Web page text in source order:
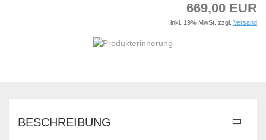
669,00 EUR
inkl. 19% MwSt. zzgl. Versand
BESCHREIBUNG